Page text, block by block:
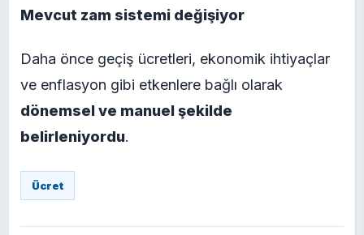
Mevcut zam sistemi değişiyor
Daha önce geçiş ücretleri, ekonomik ihtiyaçlar
ve enflasyon gibi etkenlere bağlı olarak
dönemsel ve manuel şekilde
belirleniyordu.
Ücret